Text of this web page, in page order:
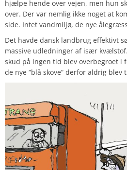
hjælpe hende over vejen, men hun
over. Der var nemlig ikke noget at
side. Intet vandmiljø, de nye
Det havde dansk landbrug effektivt
massive udledninger af især
skud på ingen tid blev overbegroet i
de nye “blå skove” derfor aldrig blev